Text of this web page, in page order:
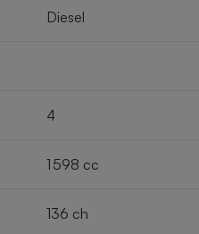
Diesel
4
1 598 cc
136 ch